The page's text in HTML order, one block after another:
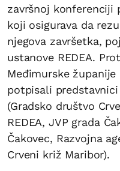
završnoj konferenciji
koji osigurava da
njegova završetka,
ustanove REDEA.
Međimurske
potpisali
(Gradsko društvo
REDEA, JVP grada
Čakovec, Razvojna
Crveni križ Maribor).